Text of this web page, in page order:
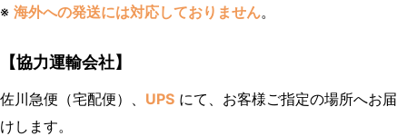
※ 海外への発送には対応しておりません。
【協力運輸会社】
佐川急便（宅配便）、 UPS にて、お客様ご指定の場所へお届
けします。